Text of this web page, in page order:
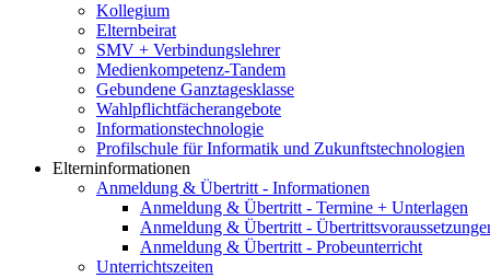
Speiseplan und Bestellung
Tablet-Klassen
Beratung & Unterstützung
Überblick: Unterstützungsangebote an der Schule
Überblick: Präventionsprojekte
Schulpsychologie
Beratungslehrkraft
Außerschulische Hilfsangebote
Berufsberatung BA
Tipps zum Lernen
Schulleben
Miteinander
MINT